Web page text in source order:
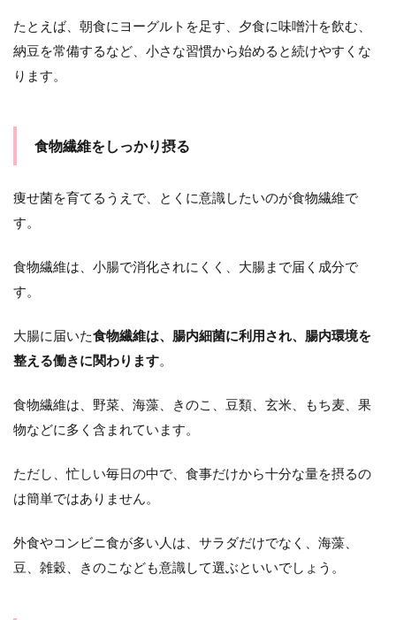
たとえば、朝食にヨーグルトを足す、夕食に味噌汁を飲む、
納豆を常備するなど、小さな習慣から始めると続けやすくな
ります。
食物繊維をしっかり摂る
痩せ菌を育てるうえで、とくに意識したいのが食物繊維で
す。
食物繊維は、小腸で消化されにくく、大腸まで届く成分で
す。
大腸に届いた食物繊維は、腸内細菌に利用され、腸内環境を
整える働きに関わります。
食物繊維は、野菜、海藻、きのこ、豆類、玄米、もち麦、果
物などに多く含まれています。
ただし、忙しい毎日の中で、食事だけから十分な量を摂るの
は簡単ではありません。
外食やコンビニ食が多い人は、サラダだけでなく、海藻、
豆、雑穀、きのこなども意識して選ぶといいでしょう。